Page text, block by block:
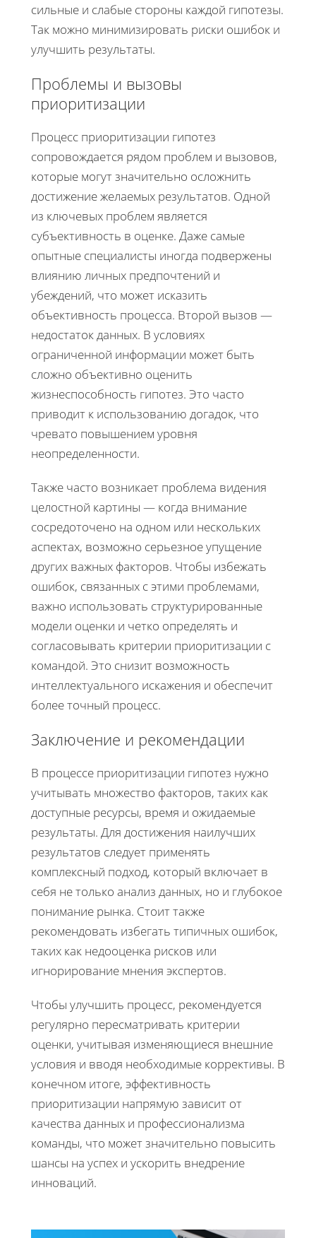
сильные и слабые стороны каждой гипотезы.
Так можно минимизировать риски ошибок и
улучшить результаты.
Проблемы и вызовы
приоритизации
Процесс приоритизации гипотез
сопровождается рядом проблем и вызовов,
которые могут значительно осложнить
достижение желаемых результатов. Одной
из ключевых проблем является
субъективность в оценке. Даже самые
опытные специалисты иногда подвержены
влиянию личных предпочтений и
убеждений, что может исказить
объективность процесса. Второй вызов —
недостаток данных. В условиях
ограниченной информации может быть
сложно объективно оценить
жизнеспособность гипотез. Это часто
приводит к использованию догадок, что
чревато повышением уровня
неопределенности.
Также часто возникает проблема видения
целостной картины — когда внимание
сосредоточено на одном или нескольких
аспектах, возможно серьезное упущение
других важных факторов. Чтобы избежать
ошибок, связанных с этими проблемами,
важно использовать структурированные
модели оценки и четко определять и
согласовывать критерии приоритизации с
командой. Это снизит возможность
интеллектуального искажения и обеспечит
более точный процесс.
Заключение и рекомендации
В процессе приоритизации гипотез нужно
учитывать множество факторов, таких как
доступные ресурсы, время и ожидаемые
результаты. Для достижения наилучших
результатов следует применять
комплексный подход, который включает в
себя не только анализ данных, но и глубокое
понимание рынка. Стоит также
рекомендовать избегать типичных ошибок,
таких как недооценка рисков или
игнорирование мнения экспертов.
Чтобы улучшить процесс, рекомендуется
регулярно пересматривать критерии
оценки, учитывая изменяющиеся внешние
условия и вводя необходимые коррективы. В
конечном итоге, эффективность
приоритизации напрямую зависит от
качества данных и профессионализма
команды, что может значительно повысить
шансы на успех и ускорить внедрение
инноваций.